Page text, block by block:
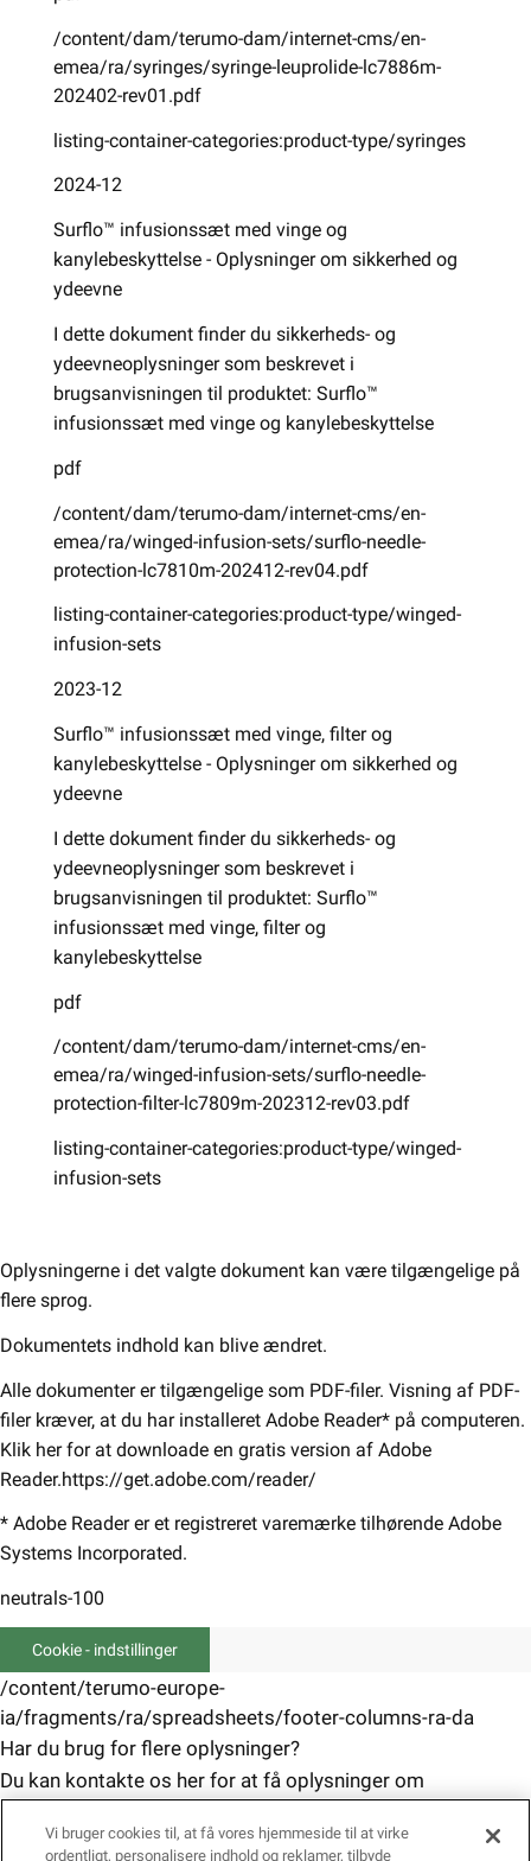
/content/dam/terumo-dam/internet-cms/en-
emea/ra/syringes/syringe-leuprolide-lc7886m-
202402-rev01.pdf
listing-container-categories:product-type/syringes
2024-12
Surflo™ infusionssæt med vinge og
kanylebeskyttelse - Oplysninger om sikkerhed og
ydeevne
I dette dokument finder du sikkerheds- og
ydeevneoplysninger som beskrevet i
brugsanvisningen til produktet: Surflo™
infusionssæt med vinge og kanylebeskyttelse
pdf
/content/dam/terumo-dam/internet-cms/en-
emea/ra/winged-infusion-sets/surflo-needle-
protection-lc7810m-202412-rev04.pdf
listing-container-categories:product-type/winged-
infusion-sets
2023-12
Surflo™ infusionssæt med vinge, filter og
kanylebeskyttelse - Oplysninger om sikkerhed og
ydeevne
I dette dokument finder du sikkerheds- og
ydeevneoplysninger som beskrevet i
brugsanvisningen til produktet: Surflo™
infusionssæt med vinge, filter og
kanylebeskyttelse
pdf
/content/dam/terumo-dam/internet-cms/en-
emea/ra/winged-infusion-sets/surflo-needle-
protection-filter-lc7809m-202312-rev03.pdf
listing-container-categories:product-type/winged-
infusion-sets
Oplysningerne i det valgte dokument kan være tilgængelige på
flere sprog.
Dokumentets indhold kan blive ændret.
Alle dokumenter er tilgængelige som PDF-filer. Visning af PDF-
filer kræver, at du har installeret Adobe Reader* på computeren.
Klik her for at downloade en gratis version af Adobe
Reader.https://get.adobe.com/reader/
* Adobe Reader er et registreret varemærke tilhørende Adobe
Systems Incorporated.
neutrals-100
Cookie - indstillinger
/content/terumo-europe-
ia/fragments/ra/spreadsheets/footer-columns-ra-da
Har du brug for flere oplysninger?
Du kan kontakte os her for at få oplysninger om
Kontakt os
Vi bruger cookies til, at få vores hjemmeside til at virke
ordentligt, personalisere indhold og reklamer, tilbyde